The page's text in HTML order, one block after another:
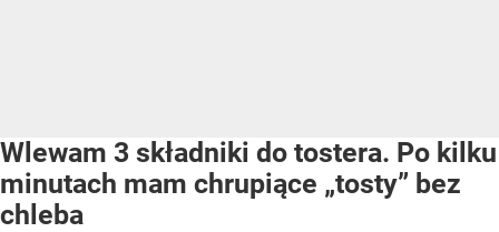
Wlewam 3 składniki do tostera. Po kilku
minutach mam chrupiące „tosty” bez
chleba